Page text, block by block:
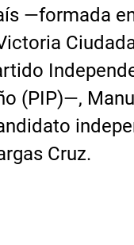
—formada
(PIP)—,
Cruz.